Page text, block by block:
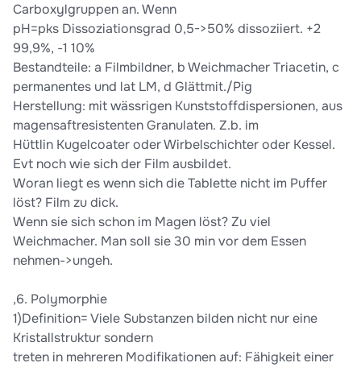
Carboxylgruppen an. Wenn
pH=pks Dissoziationsgrad 0,5->50% dissoziiert. +2
99,9%, -1 10%
Bestandteile: a Filmbildner, b Weichmacher Triacetin, c
permanentes und lat LM, d Glättmit./Pig
Herstellung: mit wässrigen Kunststoffdispersionen, aus
magensaftresistenten Granulaten. Z.b. im
Hüttlin Kugelcoater oder Wirbelschichter oder Kessel.
Evt noch wie sich der Film ausbildet.
Woran liegt es wenn sich die Tablette nicht im Puffer
löst? Film zu dick.
Wenn sie sich schon im Magen löst? Zu viel
Weichmacher. Man soll sie 30 min vor dem Essen
nehmen->ungeh.
,6. Polymorphie
1)Definition= Viele Substanzen bilden nicht nur eine
Kristallstruktur sondern
treten in mehreren Modifikationen auf: Fähigkeit einer